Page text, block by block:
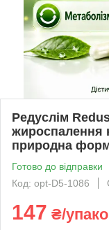
Редуслім
жироспалення
природна
Готово до відправки
Код: opt-D5-1086
147 ₴/